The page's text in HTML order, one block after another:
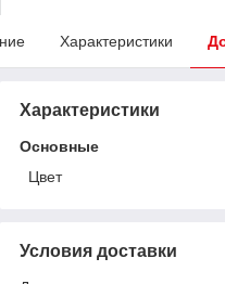
Характеристики
Характеристики
Основные
Цвет
Условия доставки